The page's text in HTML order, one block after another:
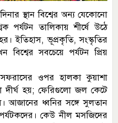
স্থান বিশ্বের অন্য যেকোনো
পর্যটন তালিকায় শীর্ষে উঠে
ইতিহাস, ভূপ্রকৃতি, সংস্কৃতির
সবচেয়ে পর্যটন প্রিয়
ওপর হালকা কুয়াশা
দীর্ঘ হয়; ফেরিগুলো জল কেটে
আজানের ধ্বনির সঙ্গে সুলতান
কেউ নীল মসজিদের